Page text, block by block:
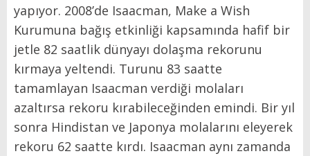
yapıyor. 2008’de Isaacman, Make a Wish
Kurumuna bağış etkinliği kapsamında hafif bir
jetle 82 saatlik dünyayı dolaşma rekorunu
kırmaya yeltendi. Turunu 83 saatte
tamamlayan Isaacman verdiği molaları
azaltırsa rekoru kırabileceğinden emindi. Bir yıl
sonra Hindistan ve Japonya molalarını eleyerek
rekoru 62 saatte kırdı. Isaacman aynı zamanda